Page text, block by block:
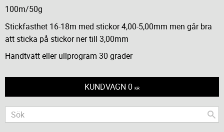
100m/50g
Stickfasthet 16-18m med stickor 4,00-5,00mm men går bra
att sticka på stickor ner till 3,00mm
Handtvätt eller ullprogram 30 grader
KUNDVAGN 0 KR